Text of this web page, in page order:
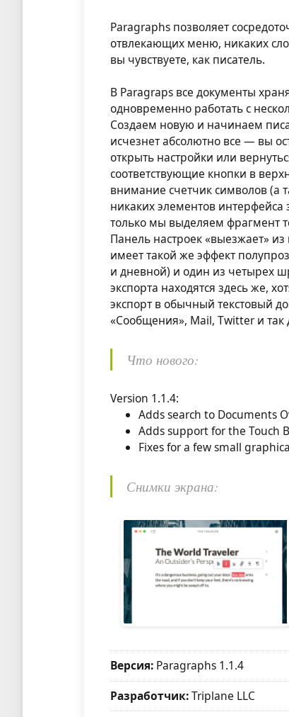
Paragraphs позволяет
отвлекающих меню, никаких
вы чувствуете, как писатель.
В Paragraps все документы
одновременно работать с
Создаем новую и начинаем
исчезнет абсолютно все — вы
открыть настройки или
соответствующие кнопки в
внимание счетчик символов (а
никаких элементов
только мы выделяем фрагмент
Панель настроек «выезжает»
имеет такой же эффект
и дневной) и один из четырех
экспорта находятся здесь же,
экспорт в обычный текстовый
«Сообщения», Mail, Twitter и так
Что нового:
Version 1.1.4:
Adds search to Documents
Adds support for the Touch
Fixes for a few small
Снимки экрана:
Версия: Paragraphs 1.1.4
Разработчик:Triplane LLC